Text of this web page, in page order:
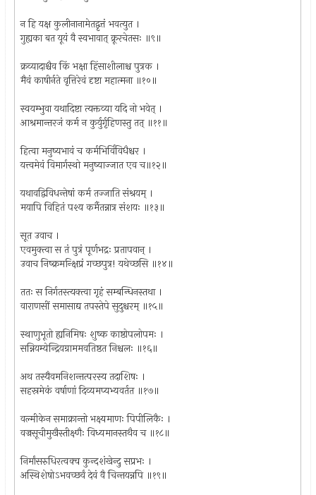
न हि यक्ष कुलीनानामेतद्वृत्तं भवत्युत ।
गुह्यका बत यूयं वै स्वभावात् क्रूरचेतसः ॥९॥
क्रव्यादाश्चैव किं भक्षा हिंसाशीलाश्च पुत्रक ।
मैवं काषीर्नते वृत्तिरेवं दृष्टा महात्मना ॥१०॥
स्वयम्भुवा यथादिष्टा त्यक्तव्या यदि नो भवेत् ।
आश्रमान्तरजं कर्म न कुर्युर्गृहिणस्तु तत् ॥११॥
हित्वा मनुष्यभावं च कर्मभिर्विविधैश्चर ।
यत्त्वमेवं विमार्गस्थो मनुष्याज्जात एव च॥१२॥
यथावद्विविधन्तेषां कर्म तज्जाति संश्रयम् ।
मयापि विहितं पश्य कर्मैतन्नात्र संशयः ॥१३॥
सूत उवाच ।
एवमुक्त्वा स तं पुत्रं पूर्णभद्रः प्रतापवान् ।
उवाच निष्क्रमन्क्षिप्रं गच्छपुत्र! यथेच्छसि ॥१४॥
ततः स निर्गतस्त्यक्त्वा गृहं सम्बन्धिनस्तथा ।
वाराणसीं समासाद्य तपस्तेपे सुदुश्चरम् ॥१५॥
स्थाणुभूतो ह्यनिमिषः शुष्क काष्ठोपलोपमः ।
सन्नियम्येन्द्रियग्राममवतिष्ठत निश्चलः ॥१६॥
अथ तस्यैवमनिशन्तत्परस्य तदाशिषः ।
सहस्रमेकं वर्षाणां दिव्यमप्यभ्यवर्तत ॥१७॥
वल्मीकेन समाक्रान्तो भक्ष्यमाणः पिपीलिकैः ।
वज्रसूचीमुखैस्तीक्ष्णैः विध्यमानस्तथैव च ॥१८॥
निर्मांसरुधिरत्वक्च कुन्दशंखेन्दु सप्रभः ।
अस्थिशेषोऽभवच्छर्वं देवं वै चिन्तयन्नपि ॥१९॥